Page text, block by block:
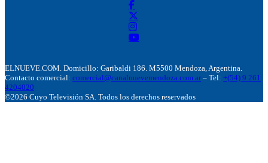
ELNUEVE.COM. Domicillo: Garibaldi 186. M5500 Mendoza, Argentina.
Contacto comercial: comercial@canalnuevemendoza.com.ar – Tel: +(54) 9 261
4204020
©2026 Cuyo Televisión SA. Todos los derechos reservados